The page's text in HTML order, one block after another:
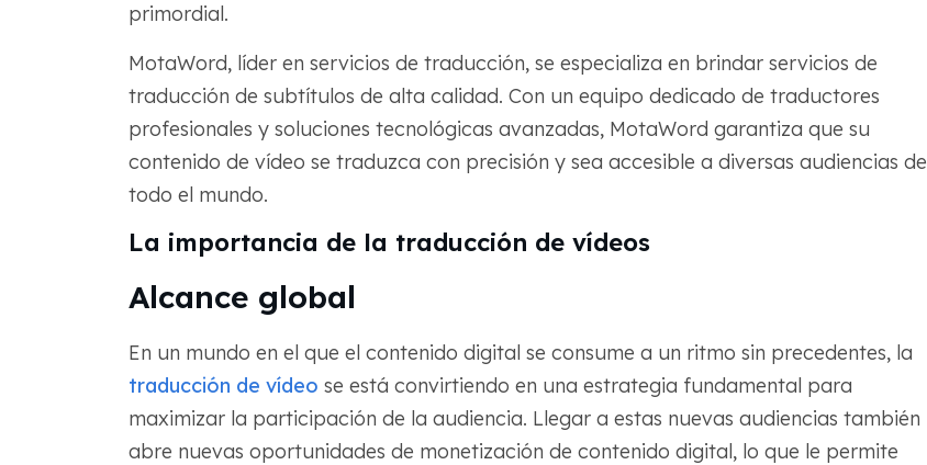
primordial.
MotaWord, líder en servicios de traducción, se especializa en brindar servicios de
traducción de subtítulos de alta calidad. Con un equipo dedicado de traductores
profesionales y soluciones tecnológicas avanzadas, MotaWord garantiza que su
contenido de vídeo se traduzca con precisión y sea accesible a diversas audiencias de
todo el mundo.
La importancia de la traducción de vídeos
Alcance global
En un mundo en el que el contenido digital se consume a un ritmo sin precedentes, la
traducción de vídeo se está convirtiendo en una estrategia fundamental para
maximizar la participación de la audiencia. Llegar a estas nuevas audiencias también
abre nuevas oportunidades de monetización de contenido digital, lo que le permite